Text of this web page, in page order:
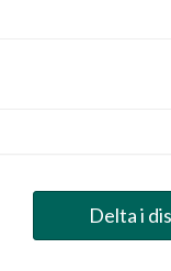
Delta i